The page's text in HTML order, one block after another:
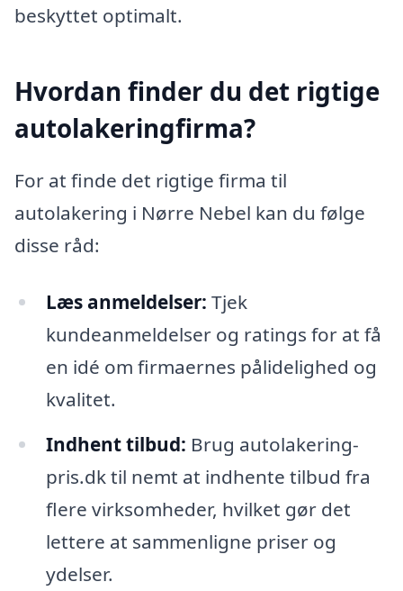
beskyttet optimalt.
Hvordan finder du det rigtige
autolakeringfirma?
For at finde det rigtige firma til
autolakering i Nørre Nebel kan du følge
disse råd:
Læs anmeldelser: Tjek
kundeanmeldelser og ratings for at få
en idé om firmaernes pålidelighed og
kvalitet.
Indhent tilbud: Brug autolakering-
pris.dk til nemt at indhente tilbud fra
flere virksomheder, hvilket gør det
lettere at sammenligne priser og
ydelser.